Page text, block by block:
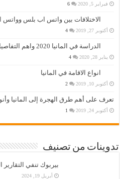
فبراير 5, 2020 6
الاختلافات بين واتس اب بلس وواتس
أكتوبر 27, 2019 4
الدراسة في المانيا 2020 واهم التفاصيل عنها
يناير 28, 2020 4
انواع الاقامة في المانيا
أكتوبر 10, 2019 2
تعرف على أهم طرق الهجرة إلى المانيا
أكتوبر 24, 2019 1
تدوينات من تصنيف
بيربوك تنفي
أبريل 19, 2024